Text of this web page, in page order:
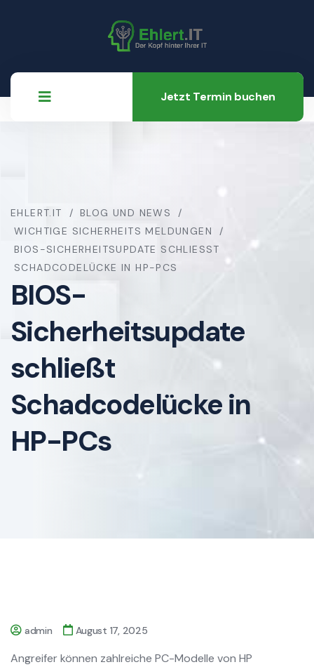
Jetzt Termin buchen
EHLERT.IT
BLOG UND NEWS
WICHTIGE SICHERHEITS MELDUNGEN
BIOS-SICHERHEITSUPDATE SCHLIESST S
CHADCODELÜCKE IN HP-PCS
BIOS-
Sicherheitsupdate
schließt
Schadcodelücke in
HP-PCs
admin August 17, 2025
Angreifer können zahlreiche PC-Modelle von HP